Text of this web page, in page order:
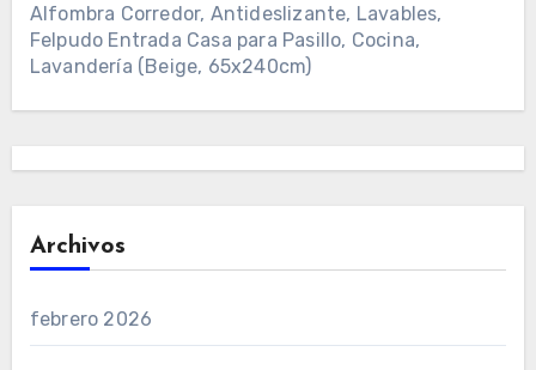
Alfombra Corredor, Antideslizante, Lavables,
Felpudo Entrada Casa para Pasillo, Cocina,
Lavandería (Beige, 65x240cm)
Archivos
febrero 2026